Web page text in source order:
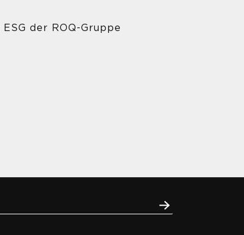
der ROQ-Gruppe